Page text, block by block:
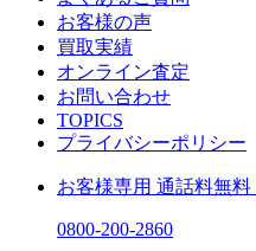
お客様の声
買取実績
オンライン査定
お問い合わせ
TOPICS
プライバシーポリシー
お客様専用 通話料無料
0800-200-2860